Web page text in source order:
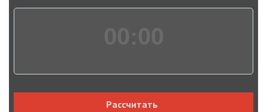
Рассчитать